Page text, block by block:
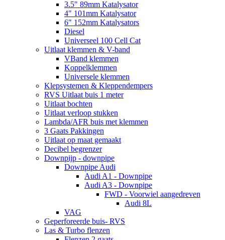
3.5" 89mm Katalysator
4" 101mm Katalysator
6" 152mm Katalysators
Diesel
Universeel 100 Cell Cat
Uitlaat klemmen & V-band
VBand klemmen
Koppelklemmen
Universele klemmen
Klepsystemen & Kleppendempers
RVS Uitlaat buis 1 meter
Uitlaat bochten
Uitlaat verloop stukken
Lambda/AFR buis met klemmen
3 Gaats Pakkingen
Uitlaat op maat gemaakt
Decibel begrenzer
Downpijp - downpipe
Downpipe Audi
Audi A1 - Downpipe
Audi A3 - Downpipe
FWD - Voorwiel aangedreven
Audi 8L
VAG
Geperforeerde buis- RVS
Las & Turbo flenzen